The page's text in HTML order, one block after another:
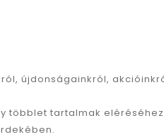
újdonságainkról,
tartalmak